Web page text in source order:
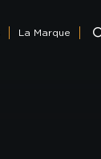
La Marque